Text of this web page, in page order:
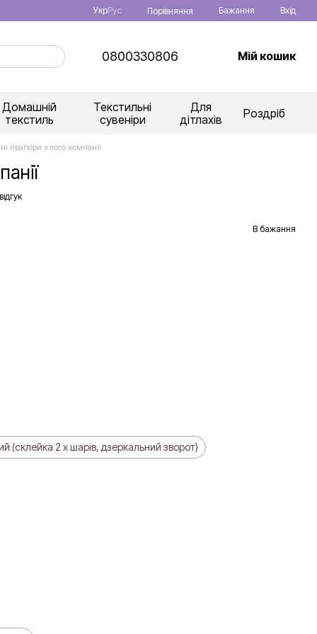
УкрРус Порівняння Бажання Вхід
0800330806 Мій кошик
Домашній
текстиль
Текстильні
сувеніри
Для
дітлахів
Роздріб
прапори з лого компанії
В бажання
(склейка 2 х шарів, дзеркальний зворот)